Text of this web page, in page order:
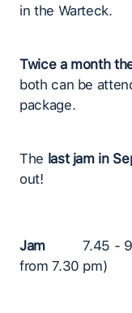
in the Warteck.
Twice a month
both can be
package.
The last jam in
out!
Jam
7.45 -
from 7.30 pm)